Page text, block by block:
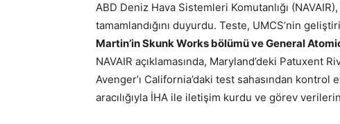
ABD Deniz Hava Sistemleri Komutanlığı
tamamlandığını duyurdu. Teste, UMCS’nin
Martin’in Skunk Works bölümü ve General
NAVAIR açıklamasında, Maryland’deki Patuxent
Avenger’ı California’daki test sahasından
aracılığıyla İHA ile iletişim kurdu ve görev